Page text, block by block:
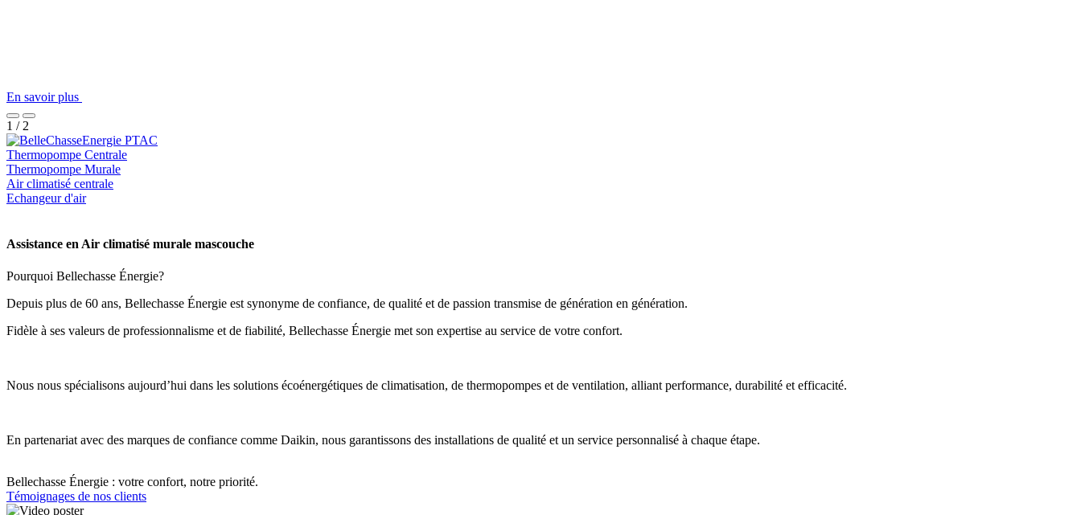
En savoir plus
1 / 2
Thermopompe Centrale
Thermopompe Murale
Air climatisé centrale
Echangeur d'air
Assistance en Air climatisé murale mascouche
Pourquoi Bellechasse Énergie?
Depuis plus de 60 ans, Bellechasse Énergie est synonyme de confiance, de qualité et de passion transmise de génération en génération.
Fidèle à ses valeurs de professionnalisme et de fiabilité, Bellechasse Énergie met son expertise au service de votre confort.
Nous nous spécialisons aujourd’hui dans les solutions écoénergétiques de climatisation, de thermopompes et de ventilation, alliant performance, durabilité et efficacité.
En partenariat avec des marques de confiance comme Daikin, nous garantissons des installations de qualité et un service personnalisé à chaque étape.
Bellechasse Énergie : votre confort, notre priorité.
Témoignages de nos clients